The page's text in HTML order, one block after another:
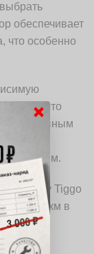
обеспечивает
что особенно
что
по неровным
мелких ям.
то Chery Tiggo
на 100 км в
×